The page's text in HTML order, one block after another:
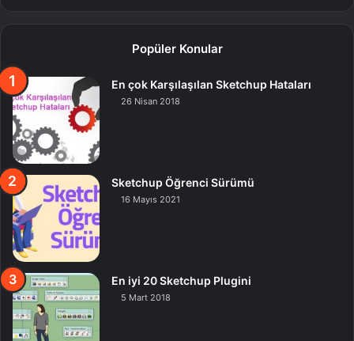
Popüler Konular
En çok Karşılaşılan Sketchup Hataları
26 Nisan 2018
Sketchup Öğrenci Sürümü
16 Mayıs 2021
En iyi 20 Sketchup Plugini
5 Mart 2018